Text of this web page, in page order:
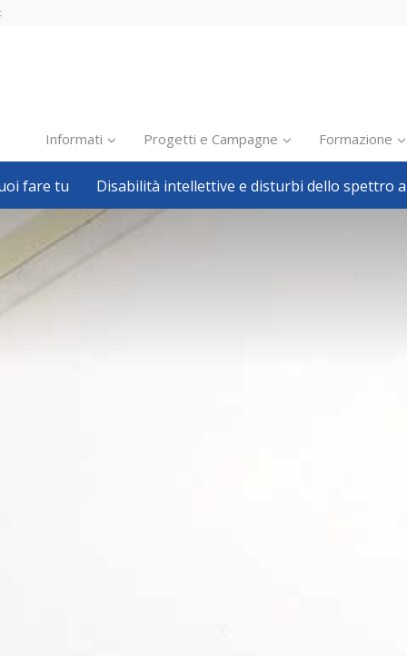
Informati
Inclusione scolastica
Inclusione lavorativa
Progetti e Campagne Formazione
fare tu Disabilità intellettive e disturbi dello spettro